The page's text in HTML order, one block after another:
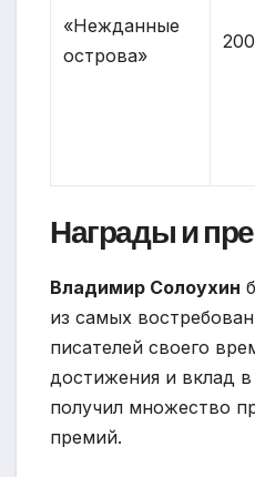
«Нежданные
острова»
Награды и
Владимир Солоухин
из самых
писателей своего
достижения и вклад
получил множество
премий.